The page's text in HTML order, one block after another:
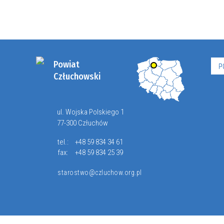
Powiat
Człuchowski
ul. Wojska Polskiego 1
77-300 Człuchów
tel.:
+48 59 834 34 61
fax:
+48 59 834 25 39
starostwo@czluchow.org.pl